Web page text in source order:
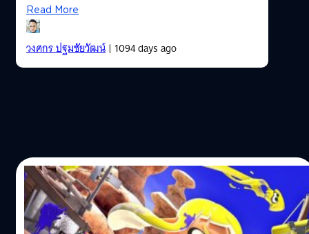
Read More
วงศกร ปฐมชัยวัฒน์| 1094 days ago
05/07/2022
คอเกมญี่ปุ่นยังอยากเล่น Splatoon 3 มากกว่า
Final Fantasy 16